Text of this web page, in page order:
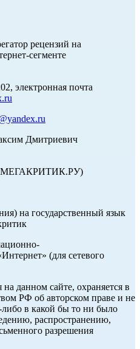
рецензий на
сегменте
электронная почта
Дмитриевич
на государственный язык
(для сетевого
данном сайте, охраняется в
РФ об авторском праве и не
в какой бы то ни было
распространению,
разрешения